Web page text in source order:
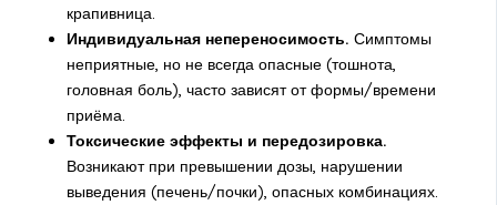
крапивница.
Индивидуальная непереносимость. Симптомы
неприятные, но не всегда опасные (тошнота,
головная боль), часто зависят от формы/времени
приёма.
Токсические эффекты и передозировка.
Возникают при превышении дозы, нарушении
выведения (печень/почки), опасных комбинациях.